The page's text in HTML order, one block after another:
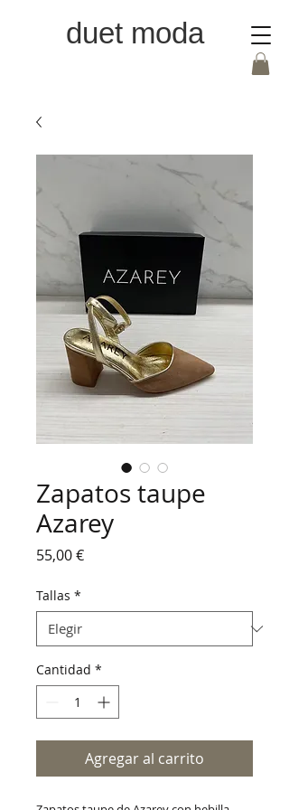
duet moda
Zapatos taupe
Azarey
55,00 €Precio
Tallas *
Cantidad *
Agregar al carrito